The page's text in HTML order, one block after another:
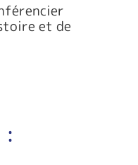
et de
: